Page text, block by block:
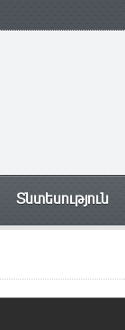
Տնտեսություն